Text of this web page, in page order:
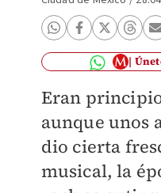
Eran
aunque unos
dio cierta
musical, la